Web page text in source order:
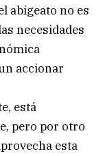
abigeato no es
necesidades
accionar
está
pero por otro
esta